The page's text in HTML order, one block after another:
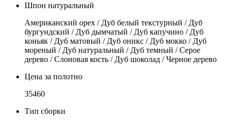
Шпон натуральный
Американский орех / Дуб белый текстурный / Дуб
бургундский / Дуб дымчатый / Дуб капучино / Дуб
коньяк / Дуб матовый / Дуб оникс / Дуб мокко / Дуб
мореный / Дуб натуральный / Дуб темный / Серое
дерево / Слоновая кость / Дуб шоколад / Черное дерево
Цена за полотно
35460
Тип сборки